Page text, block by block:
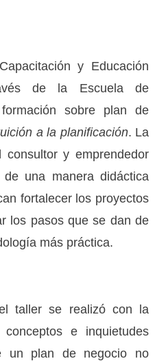
y Educación
de la Escuela de
sobre plan de
a la planificación. La
y emprendedor
una manera didáctica
fortalecer los proyectos
los pasos que se dan de
más práctica.
taller se realizó con la
e inquietudes
un plan de negocio no